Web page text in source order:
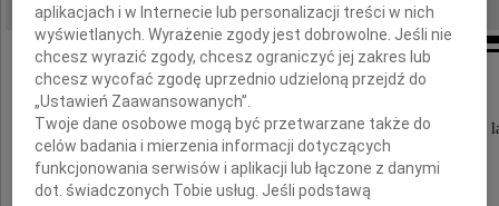
Z głębokim żalem zawiadamiamy,
że w dniu 3 marca 2023 roku zmarł w wieku 81
aplikacjach i w Internecie lub personalizacji treści w nich
wyświetlanych. Wyrażenie zgody jest dobrowolne. Jeśli nie
chcesz wyrazić zgody, chcesz ograniczyć jej zakres lub
chcesz wycofać zgodę uprzednio udzieloną przejdź do
„Ustawień Zaawansowanych”.
Twoje dane osobowe mogą być przetwarzane także do
celów badania i mierzenia informacji dotyczących
funkcjonowania serwisów i aplikacji lub łączone z danymi
dot. świadczonych Tobie usług. Jeśli podstawą